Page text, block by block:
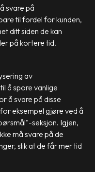
svare på
til fordel for kunden,
ditt siden de kan
på kortere tid.
av
å spore vanlige
å svare på disse
eksempel gjøre ved å
seksjon. Igjen,
må svare på de
slik at de får mer tid